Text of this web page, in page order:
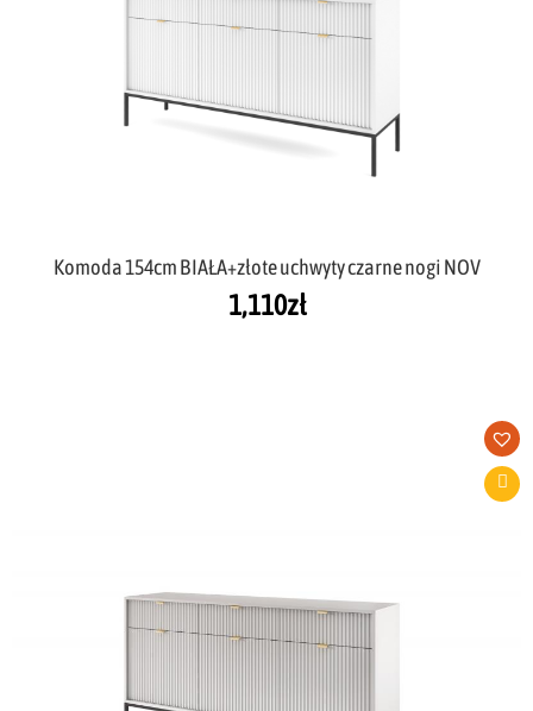
Komoda 154cm BIAŁA+złote uchwyty czarne nogi NOV
1,110zł